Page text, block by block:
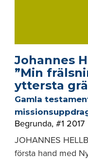
Johannes
”Min
yttersta
Gamla
Begrunda, #1 2017
JOHANNES
första hand med